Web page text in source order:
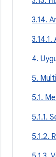
3.14.
3.14.1.
4.
5.
5.1.
5.1.1.
5.1.2.